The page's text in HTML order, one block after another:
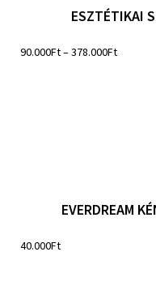
ESZTÉTIKAI
90.000Ft–378.000Ft
EVERDREAM
40.000Ft